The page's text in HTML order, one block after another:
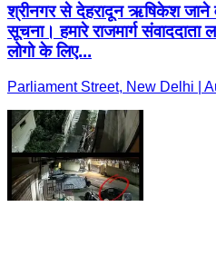
श्रीनगर से देहरादून ऋषिकेश जाने
सूचना। हमारे राजमार्ग
लोगो के लिए...
Parliament Street, New Delhi |